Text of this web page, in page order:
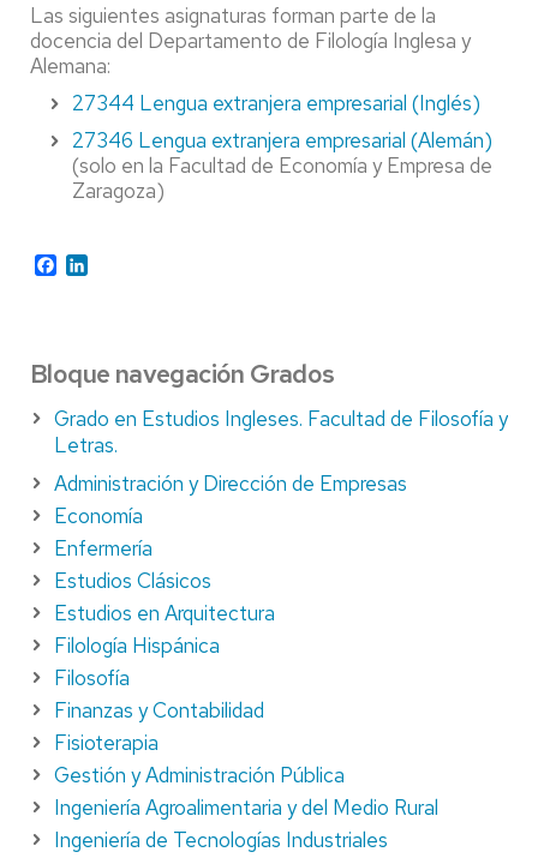
Las siguientes asignaturas forman parte de la
docencia del Departamento de Filología Inglesa y
Alemana:
27344 Lengua extranjera empresarial (Inglés)
27346 Lengua extranjera empresarial (Alemán)
(solo en la Facultad de Economía y Empresa de
Zaragoza)
Facebook
Bloque navegación Grados
Grado en Estudios Ingleses. Facultad de Filosofía y
Letras.
Administración y Dirección de Empresas
Economía
Enfermería
Estudios Clásicos
Estudios en Arquitectura
Filología Hispánica
Filosofía
Finanzas y Contabilidad
Fisioterapia
Gestión y Administración Pública
Ingeniería Agroalimentaria y del Medio Rural
Ingeniería de Tecnologías Industriales